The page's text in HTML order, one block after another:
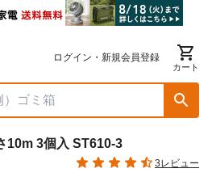
ログイン・新規会員登録
カート
10m 3個入 ST610-3
3レビュー